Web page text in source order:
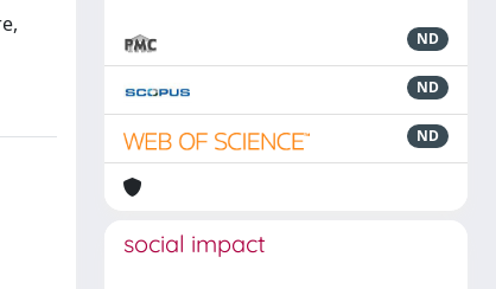
ND
ND
ND
social impact